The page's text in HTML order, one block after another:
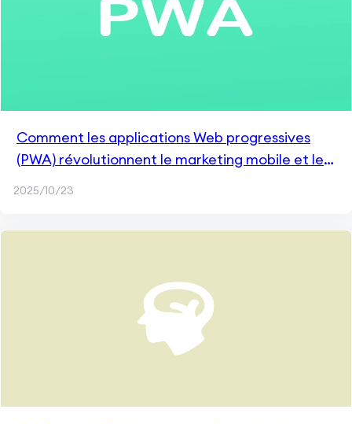
Comment les applications Web progressives
(PWA) révolutionnent le marketing mobile et les
2025/10/23